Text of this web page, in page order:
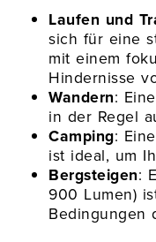
Laufen und
sich für eine
mit einem
Hindernisse
Wandern:
in der Regel
Camping:
ist ideal, um
Bergsteigen:
900 Lumen)
Bedingungen